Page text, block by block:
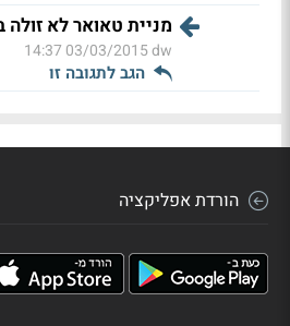
מניית טאואר לא זולה
dw
03/03/2015 14:37
הגב לתגובה זו
הורדת אפליקציה